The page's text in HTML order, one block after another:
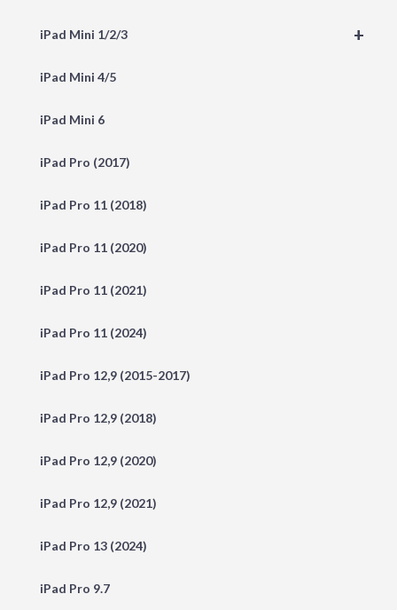
+
iPad Mini 1/2/3
iPad Mini 4/5
iPad Mini 6
iPad Pro (2017)
iPad Pro 11 (2018)
iPad Pro 11 (2020)
iPad Pro 11 (2021)
iPad Pro 11 (2024)
iPad Pro 12,9 (2015-2017)
iPad Pro 12,9 (2018)
iPad Pro 12,9 (2020)
iPad Pro 12,9 (2021)
iPad Pro 13 (2024)
iPad Pro 9.7